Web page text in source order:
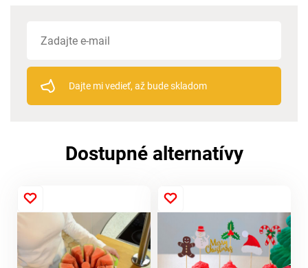
Dajte mi vedieť, až bude skladom
Dostupné alternatívy